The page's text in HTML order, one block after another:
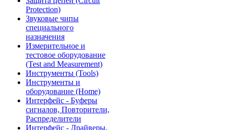
Protection)
Звуковые чипы
специального
назначения
Измерительное и
тестовое оборудование
(Test and Measurement)
Инструменты (Tools)
Инструменты и
оборудование (Home)
Интерфейс - Буферы
сигналов, Повторители,
Распределители
Интерфейс - Драйверы,